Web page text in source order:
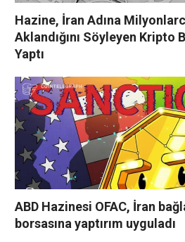
Hazine, İran Adına
Aklandığını Söyleyen Kripto
Yaptı
ABD Hazinesi OFAC, İran
borsasına yaptırım uyguladı